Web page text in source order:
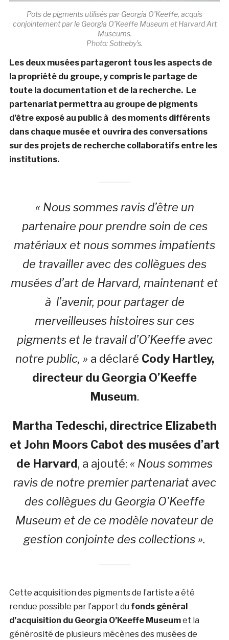
Pots de pigments utilisés par Georgia O’Keeffe, acquis
conjointement par le Georgia O’Keeffe Museum et Harvard Art
Museums.
Photo: Sotheby’s.
Les deux musées partageront tous les aspects de
la propriété du groupe, y compris le partage de
toute la documentation et de la recherche. Le
partenariat permettra au groupe de pigments
d’être exposé au public à des moments différents
dans chaque musée et ouvrira des conversations
sur des projets de recherche collaboratifs entre les
institutions.
« Nous sommes ravis d’être un
partenaire pour prendre soin de ces
matériaux et nous sommes impatients
de travailler avec des collègues des
musées d’art de Harvard, maintenant et
à l’avenir, pour partager de
merveilleuses histoires sur ces
pigments et le travail d’O’Keeffe avec
notre public, » a déclaré Cody Hartley,
directeur du Georgia O’Keeffe
Museum.
Martha Tedeschi, directrice Elizabeth
et John Moors Cabot des musées d’art
de Harvard, a ajouté: « Nous sommes
ravis de notre premier partenariat avec
des collègues du Georgia O’Keeffe
Museum et de ce modèle novateur de
gestion conjointe des collections ».
Cette acquisition des pigments de l’artiste a été
rendue possible par l’apport du fonds général
d’acquisition du Georgia O’Keeffe Museumet la
générosité de plusieurs mécènes des musées de